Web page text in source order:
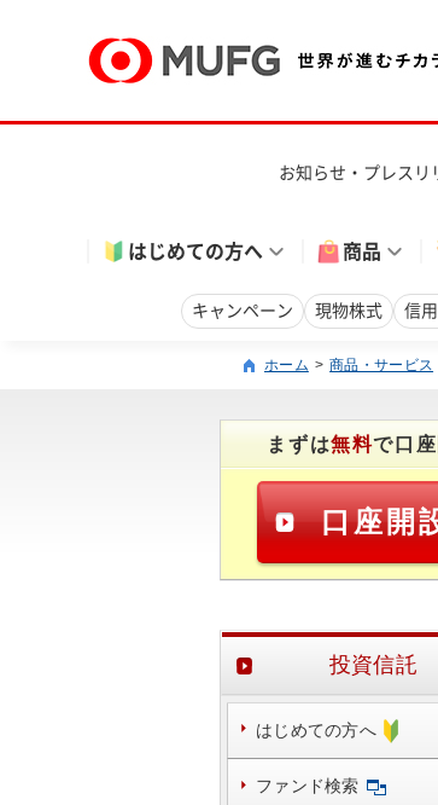
お知らせ・プレスリ
はじめての方へ 商品
キャンペーン 現物株式 信用
ホーム 商品・サービス
まずは無料で口
口座開
投資信託
はじめての方へ
ファンド検索